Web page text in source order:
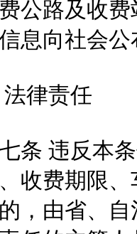
公路及收
息向社会
律责任
违反本条
收费期限
，由省、